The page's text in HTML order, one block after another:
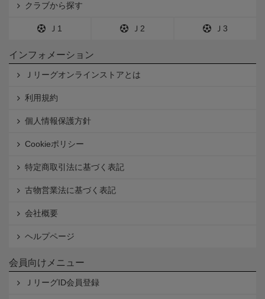
クラブから探す
Ｊ1 Ｊ2 Ｊ3
インフォメーション
Ｊリーグオンラインストアとは
利用規約
個人情報保護方針
Cookieポリシー
特定商取引法に基づく表記
古物営業法に基づく表記
会社概要
ヘルプページ
会員向けメニュー
ＪリーグID会員登録